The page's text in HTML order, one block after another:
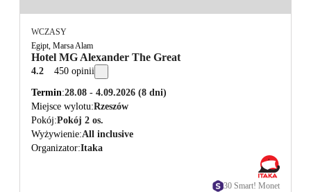
WCZASY
Egipt, Marsa Alam
Hotel MG Alexander The Great
4.2 450 opinii
Termin 28.08 - 4.09.2026 (8 dni)
Miejsce wylotu Rzeszów
Pokój Pokój 2 os.
Wyżywienie All inclusive
Organizator Itaka
30 Smart! Monet